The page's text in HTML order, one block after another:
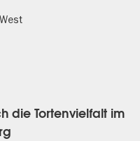
die Tortenvielfalt im